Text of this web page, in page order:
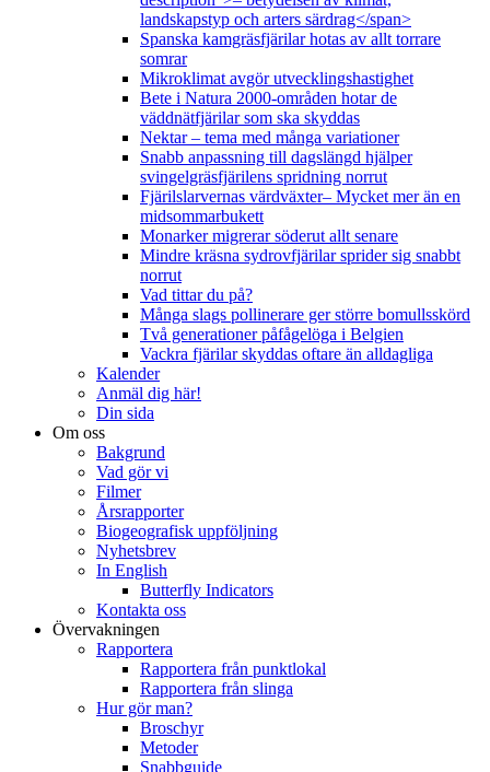
landskapstyp och arters särdrag</span>
Spanska kamgräsfjärilar hotas av allt torrare
somrar
Mikroklimat avgör utvecklingshastighet
Bete i Natura 2000-områden hotar de
väddnätfjärilar som ska skyddas
Nektar – tema med många variationer
Snabb anpassning till dagslängd hjälper
svingelgräsfjärilens spridning norrut
Fjärilslarvernas värdväxter– Mycket mer än en
midsommarbukett
Monarker migrerar söderut allt senare
Mindre kräsna sydrovfjärilar sprider sig snabbt
norrut
Vad tittar du på?
Många slags pollinerare ger större bomullsskörd
Två generationer påfågelöga i Belgien
Vackra fjärilar skyddas oftare än alldagliga
Kalender
Anmäl dig här!
Din sida
Om oss
Bakgrund
Vad gör vi
Filmer
Årsrapporter
Biogeografisk uppföljning
Nyhetsbrev
In English
Butterfly Indicators
Kontakta oss
Övervakningen
Rapportera
Rapportera från punktlokal
Rapportera från slinga
Hur gör man?
Broschyr
Metoder
Snabbguide